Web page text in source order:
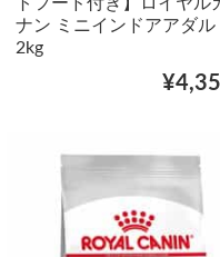
ナン ミニインドアアダル
2kg